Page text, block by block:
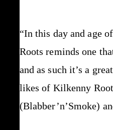
“In this day and age
Roots reminds one
and as such it’s a
likes of Kilkenny
(Blabber’n’Smoke)